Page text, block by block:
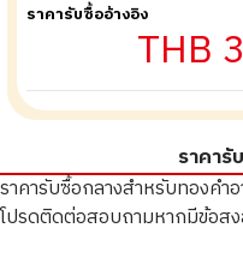
ราคารับซื้ออ้างอิง
THB
ราคารั
ราคารับซื้อกลางสำหรับทองคำ
โปรดติดต่อสอบถามหากมีข้อส